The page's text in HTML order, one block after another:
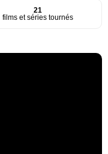
21
films et séries tournés